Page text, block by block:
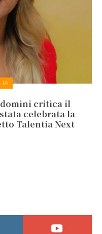
critica il
celebrata la
Talentia Next